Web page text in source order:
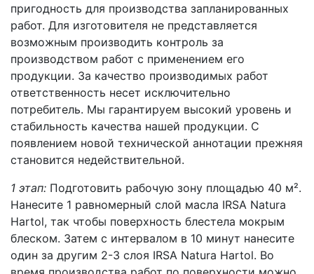
пригодность для производства запланированных
работ. Для изготовителя не представляется
возможным производить контроль за
производством работ с применением его
продукции. За качество производимых работ
ответственность несет исключительно
потребитель. Мы гарантируем высокий уровень и
стабильность качества нашей продукции. С
появлением новой технической аннотации прежняя
становится недействительной.
1 этап: Подготовить рабочую зону площадью 40 м².
Нанесите 1 равномерный слой масла IRSA Natura
Hartol, так чтобы поверхность блестела мокрым
блеском. Затем с интервалом в 10 минут нанесите
один за другим 2-3 слоя IRSA Natura Hartol. Во